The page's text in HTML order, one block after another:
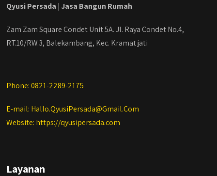
Qyusi Persada | Jasa Bangun Rumah
Zam Zam Square Condet Unit 5A. Jl. Raya Condet No.4,
RT.10/RW.3, Balekambang, Kec. Kramat jati
Phone: 0821-2289-2175
E-mail: Hallo.QyusiPersada@Gmail.Com
Website: https://qyusipersada.com
Layanan